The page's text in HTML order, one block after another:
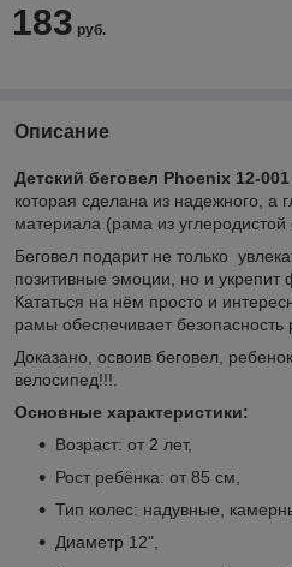
183 руб.
Описание
Детский беговел Phoenix 12-001
которая сделана из надежного, а
материала (рама из углеродистой
Беговел подарит не только
позитивные эмоции, но и
Кататься на нём просто и
рамы обеспечивает безопасность
Доказано, освоив беговел,
велосипед!!!.
Основные характеристики:
Возраст: от 2 лет,
Рост ребёнка: от 85 см,
Тип колес: надувные,
Диаметр 12",